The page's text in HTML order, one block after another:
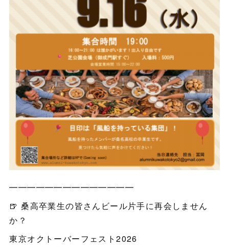
━━━━━━━━━━━━━━
🍺 桑高卒業生の皆さんビール片手に再会しません
か？
東京オクトーバーフェスト2026